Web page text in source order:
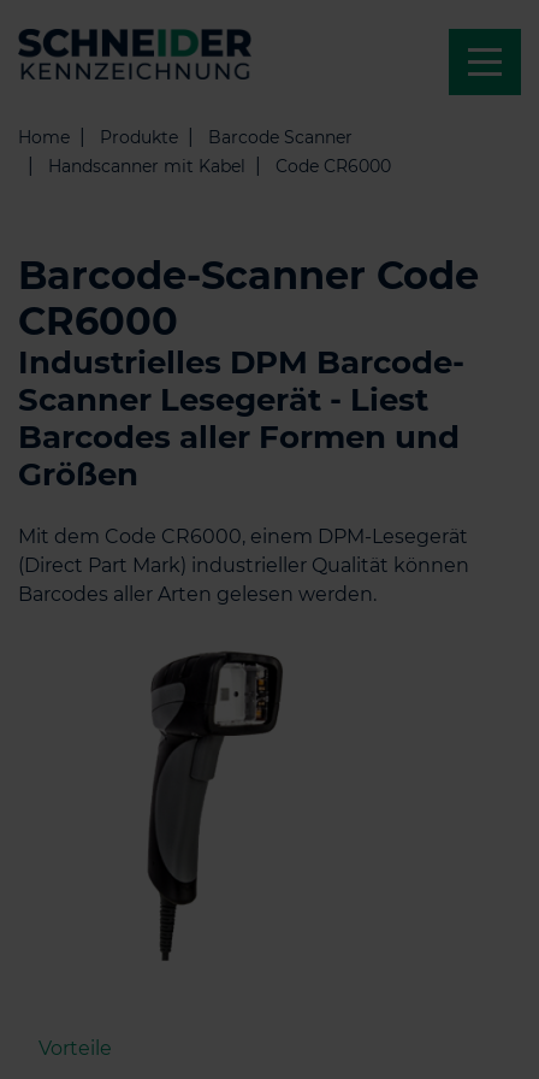
Home Produkte
Barcode Scanner
Handscanner mit Kabel
Code CR6000
Barcode-Scanner Code
CR6000
Industrielles DPM Barcode-
Scanner Lesegerät - Liest
Barcodes aller Formen und
Größen
Mit dem Code CR6000, einem DPM-Lesegerät
(Direct Part Mark) industrieller Qualität können
Barcodes aller Arten gelesen werden.
Vorteile